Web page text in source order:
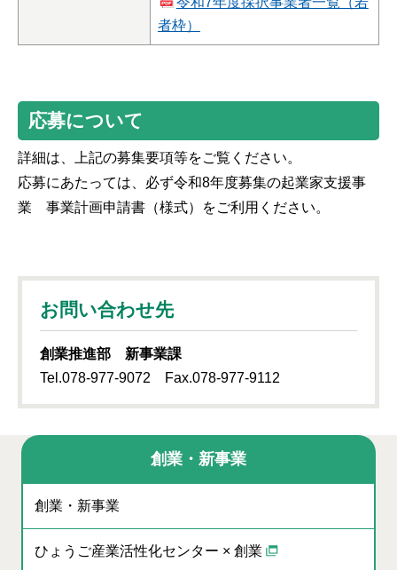
者枠）
応募について
詳細は、上記の募集要項等をご覧ください。
応募にあたっては、必ず令和8年度募集の起業家支援事
業 事業計画申請書（様式）をご利用ください。
お問い合わせ先
創業推進部 新事業課
Tel.078-977-9072 Fax.078-977-9112
創業・新事業
創業・新事業
ひょうご産業活性化センター × 創業